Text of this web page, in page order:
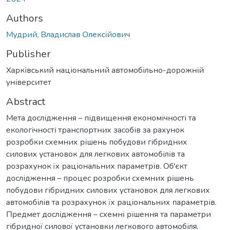
Authors
Мудрий, Владислав Олексійович
Publisher
Харківський національний автомобільно-дорожній
університет
Abstract
Мета дослідження – підвищення економічності та
екологічності транспортних засобів за рахунок
розробки схемних рішень побудови гібридних
силових установок для легкових автомобілів та
розрахунок їх раціональних параметрів. Об'єкт
дослідження – процес розробки схемних рішень
побудови гібридних силових установок для легкових
автомобілів та розрахунок їх раціональних параметрів.
Предмет дослідження – схемні рішення та параметри
гібридної силової установки легкового автомобіля.